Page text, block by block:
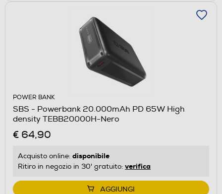
POWER BANK
SBS - Powerbank 20.000mAh PD 65W High
density TEBB20000H-Nero
€ 64,90
Acquisto online: disponibile
Ritiro in negozio in 30' gratuito: verifica
AGGIUNGI